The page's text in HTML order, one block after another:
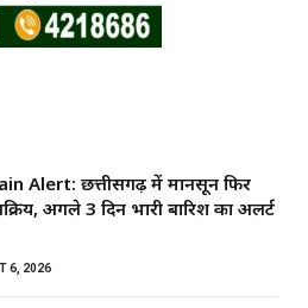
Alert: छत्तीसगढ़ में मानसून फिर
अगले 3 दिन भारी बारिश का अलर्ट
6, 2026